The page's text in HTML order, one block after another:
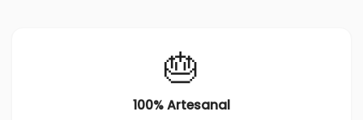
🎂
100% Artesanal